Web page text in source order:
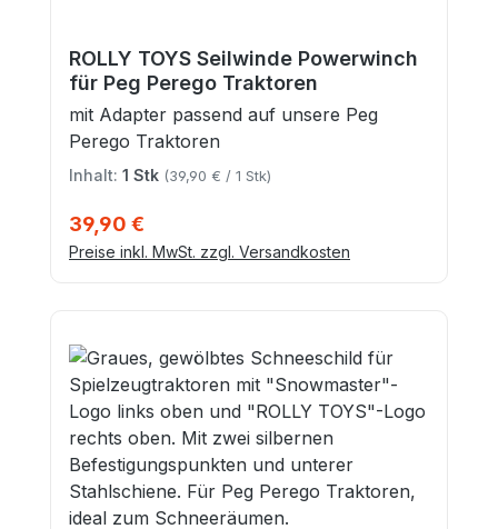
ROLLY TOYS Seilwinde Powerwinch
für Peg Perego Traktoren
mit Adapter passend auf unsere Peg
Perego Traktoren
Inhalt: 1 Stk (39,90 € / 1 Stk)
39,90 €
Preise inkl. MwSt. zzgl. Versandkosten